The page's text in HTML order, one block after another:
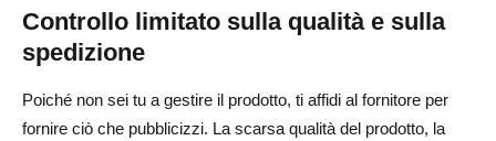
Controllo limitato sulla qualità e sulla
spedizione
Poiché non sei tu a gestire il prodotto, ti affidi al fornitore per
fornire ciò che pubblicizzi. La scarsa qualità del prodotto, la